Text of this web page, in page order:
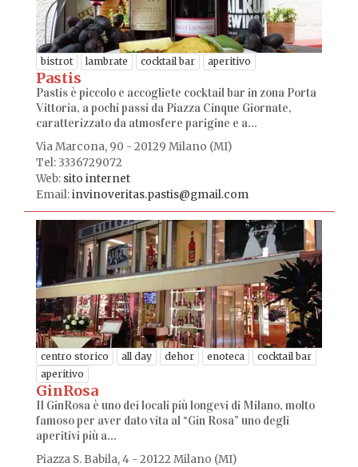
bistrot lambrate cocktail bar aperitivo
Pastis
Pastis è piccolo e accogliete cocktail bar in zona Porta
Vittoria, a pochi passi da Piazza Cinque Giornate,
caratterizzato da atmosfere parigine e a...
Via Marcona, 90 - 20129 Milano (MI)
Tel: 3336729072
Web: sito internet
Email:invinoveritas.pastis@gmail.com
centro storico all day dehor enoteca
cocktail bar
aperitivo
GinRosa
Il GinRosa è uno dei locali più longevi di Milano, molto
famoso per aver dato vita al “Gin Rosa” uno degli
aperitivi più a...
Piazza S. Babila, 4 - 20122 Milano (MI)